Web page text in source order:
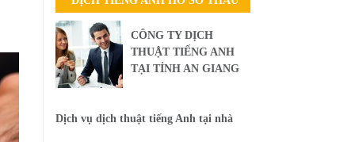
CÔNG TY DỊCH
THUẬT TIẾNG ANH
TẠI TỈNH AN GIANG
Dịch vụ dịch thuật tiếng Anh tại nhà